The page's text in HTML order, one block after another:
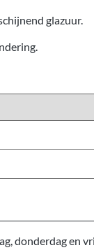
glazuur.
donderdag en